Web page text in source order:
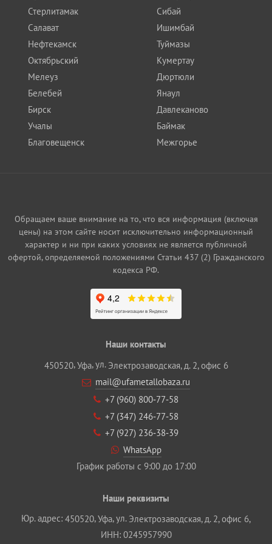
Стерлитамак
Салават
Нефтекамск
Октябрьский
Сибай
Ишимбай
Туймазы
Кумертау
Мелеуз
Белебей
Бирск
Учалы
Благовещенск
Дюртюли
Янаул
Давлеканово
Баймак
Межгорье
Обращаем ваше внимание на то, что вся информация (включая
цены) на этом сайте носит исключительно информационный
характер и ни при каких условиях не является публичной
офертой, определяемой положениями Статьи 437 (2) Гражданского
кодекса РФ.
Наши контакты
450520,Уфа, ул. Электрозаводская, д. 2, офис 6
mail@ufametallobaza.ru
+7 (960) 800‐77‐58
+7 (347) 246‐77‐58
+7 (927) 236‐38‐39
WhatsApp
График работы с 9:00 до 17:00
Наши реквизиты
Юр. адрес: 450520,Уфа, ул. Электрозаводская, д. 2, офис 6,
ИНН: 0245957990